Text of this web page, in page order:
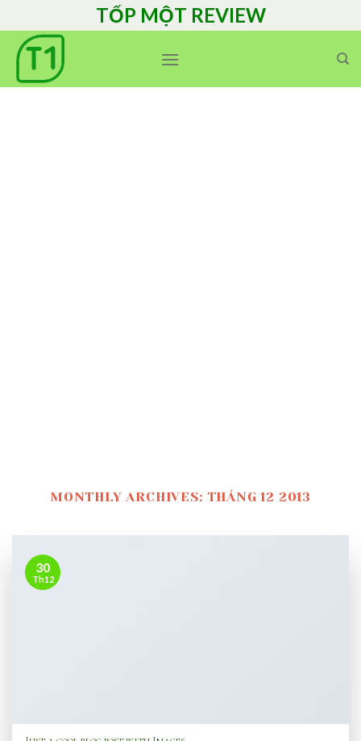
to
content
TỐP MỘT REVIEW
MONTHLY ARCHIVES: THÁNG 12 2013
30
Th12